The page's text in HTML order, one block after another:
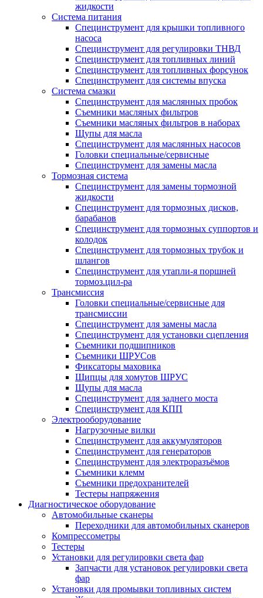
жидкости
Система питания
Специнструмент для крышки топливного
насоса
Специнструмент для регулировки ТНВД
Специнструмент для топливных линий
Специнструмент для топливных форсунок
Специнструмент для системы впуска
Система смазки
Специнструмент для маслянных пробок
Съемники масляных фильтров
Съемники масляных фильтров в наборах
Щупы для масла
Специнструмент для маслянных насосов
Головки специальные/сервисные
Специнструмент для замены масла
Тормозная система
Специнструмент для замены тормозной
жидкости
Специнструмент для тормозных дисков,
барабанов
Специнструмент для тормозных суппортов и
колодок
Специнструмент для тормозных трубок и
шлангов
Специнструмент для утапли-я поршней
тормоз.цил-ра
Трансмиссия
Головки специальные/сервисные для
трансмиссии
Специнструмент для замены масла
Специнструмент для установки сцепления
Съемники подшипников
Съемники ШРУСов
Фиксаторы маховика
Щипцы для хомутов ШРУС
Щупы для масла
Специнструмент для заднего моста
Специнструмент для КПП
Электрооборудование
Нагрузочные вилки
Специнструмент для аккумуляторов
Специнструмент для генераторов
Специнструмент для электроразъёмов
Съемники клемм
Съемники предохранителей
Тестеры напряжения
Диагностическое оборудование
Автомобильные сканеры
Переходники для автомобильных сканеров
Компрессометры
Тестеры
Установки для регулировки света фар
Запчасти для установок регулировки света
фар
Установки для промывки топливных систем